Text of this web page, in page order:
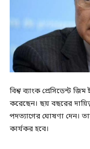
বিশ্ব ব্যাংক প্রেসিডেন্ট
করেছেন। ছয় বছরের
পদত্যাগের ঘোষণা দেন।
কার্যকর হবে।